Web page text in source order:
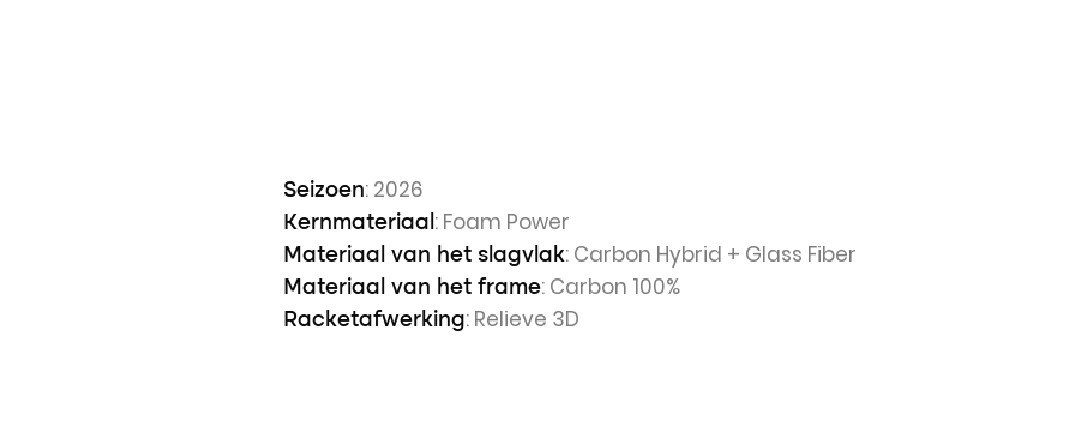
Seizoen: 2026
Kernmateriaal : Foam Power
Materiaal van het slagvlak: Carbon Hybrid + Glass Fiber
Materiaal van het frame: Carbon 100%
Racketafwerking: Relieve 3D